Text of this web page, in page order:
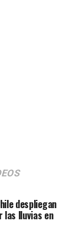
despliegan
las lluvias en